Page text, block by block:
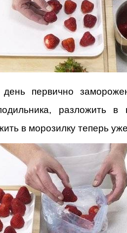
первично
разложить в
в морозилку теперь